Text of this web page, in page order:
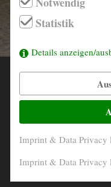
YEAR
Statistik
Details anzeigen/
Imprint & Data Privacy
Imprint & Data Privacy